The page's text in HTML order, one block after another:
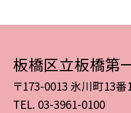
板橋区立板橋第
〒173-0013 氷川町13番
TEL. 03-3961-0100